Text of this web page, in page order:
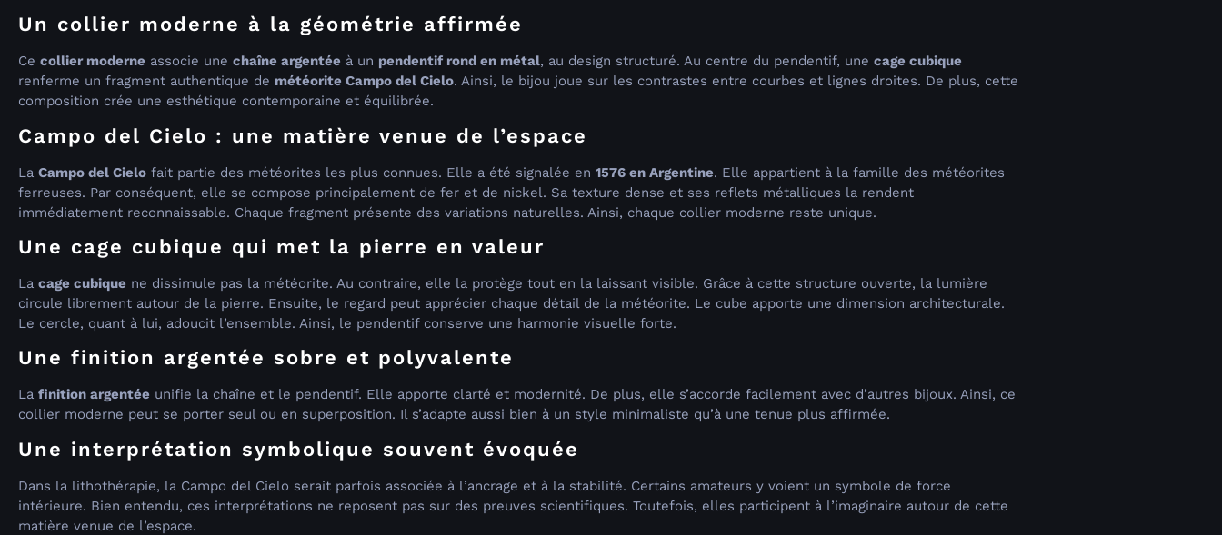
Un collier moderne à la géométrie affirmée
Ce collier moderne associe une chaîne argentée à un pendentif rond en métal, au design structuré. Au centre du pendentif, une cage cubique
renferme un fragment authentique de météorite Campo del Cielo. Ainsi, le bijou joue sur les contrastes entre courbes et lignes droites. De plus, cette
composition crée une esthétique contemporaine et équilibrée.
Campo del Cielo : une matière venue de l’espace
La Campo del Cielo fait partie des météorites les plus connues. Elle a été signalée en 1576 en Argentine. Elle appartient à la famille des météorites
ferreuses. Par conséquent, elle se compose principalement de fer et de nickel. Sa texture dense et ses reflets métalliques la rendent
immédiatement reconnaissable. Chaque fragment présente des variations naturelles. Ainsi, chaque collier moderne reste unique.
Une cage cubique qui met la pierre en valeur
La cage cubique ne dissimule pas la météorite. Au contraire, elle la protège tout en la laissant visible. Grâce à cette structure ouverte, la lumière
circule librement autour de la pierre. Ensuite, le regard peut apprécier chaque détail de la météorite. Le cube apporte une dimension architecturale.
Le cercle, quant à lui, adoucit l’ensemble. Ainsi, le pendentif conserve une harmonie visuelle forte.
Une finition argentée sobre et polyvalente
La finition argentée unifie la chaîne et le pendentif. Elle apporte clarté et modernité. De plus, elle s’accorde facilement avec d’autres bijoux. Ainsi, ce
collier moderne peut se porter seul ou en superposition. Il s’adapte aussi bien à un style minimaliste qu’à une tenue plus affirmée.
Une interprétation symbolique souvent évoquée
Dans la lithothérapie, la Campo del Cielo serait parfois associée à l’ancrage et à la stabilité. Certains amateurs y voient un symbole de force
intérieure. Bien entendu, ces interprétations ne reposent pas sur des preuves scientifiques. Toutefois, elles participent à l’imaginaire autour de cette
matière venue de l’espace.